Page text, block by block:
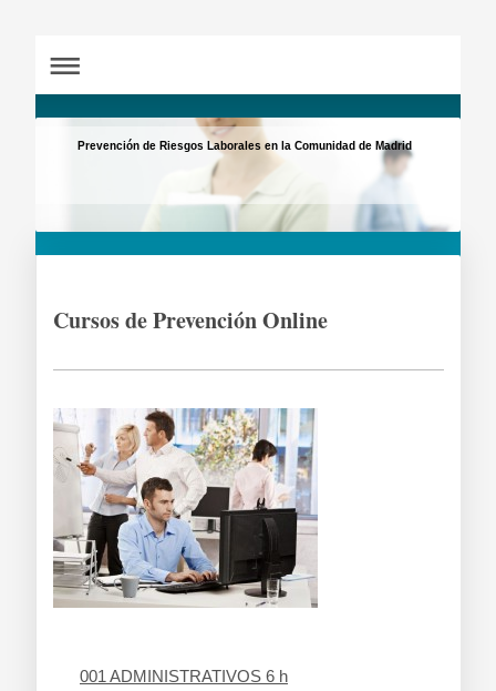
Prevención de Riesgos Laborales en la Comunidad de Madrid
Cursos de Prevención Online
001 ADMINISTRATIVOS 6 h